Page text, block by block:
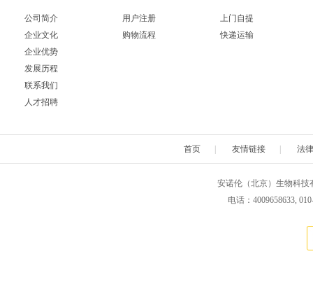
公司简介
企业文化
企业优势
发展历程
联系我们
人才招聘
用户注册
购物流程
上门自提
快递运输
首页 友情链接 法
安诺伦（北京）生物科技
电话：4009658633,